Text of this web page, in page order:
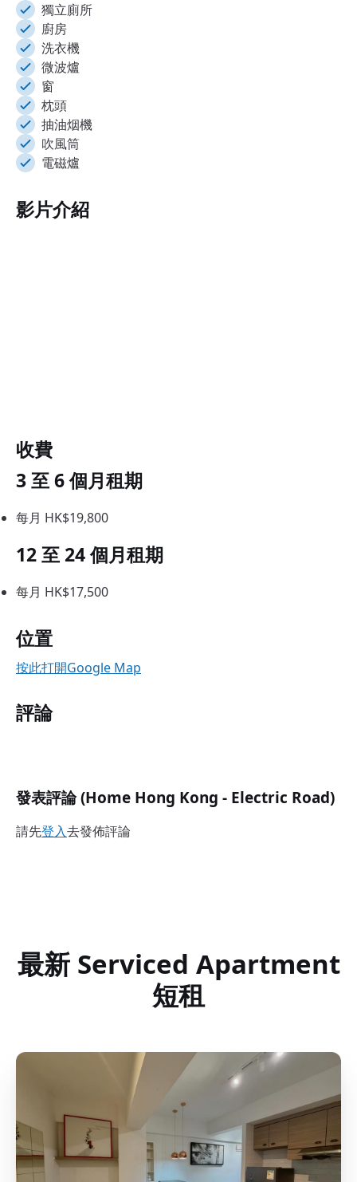
獨立廁所
廚房
洗衣機
微波爐
窗
枕頭
抽油烟機
吹風筒
電磁爐
影片介紹
收費
3 至 6 個月租期
每月 HK$19,800
12 至 24 個月租期
每月 HK$17,500
位置
按此打開Google Map
評論
發表評論 (Home Hong Kong - Electric Road)
請先登入去發佈評論
最新 Serviced Apartment
短租